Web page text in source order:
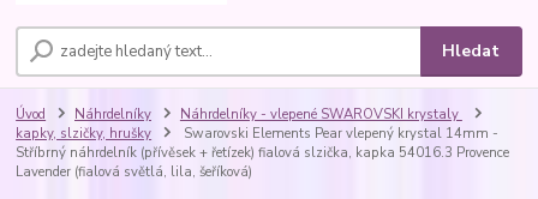
Hledat
Úvod Náhrdelníky
Náhrdelníky - vlepené SWAROVSKI krystaly
kapky, slzičky, hrušky
Swarovski Elements Pear vlepený krystal 14mm -
Stříbrný náhrdelník (přívěsek + řetízek) fialová slzička, kapka 54016.3 Provence
Lavender (fialová světlá, lila, šeříková)